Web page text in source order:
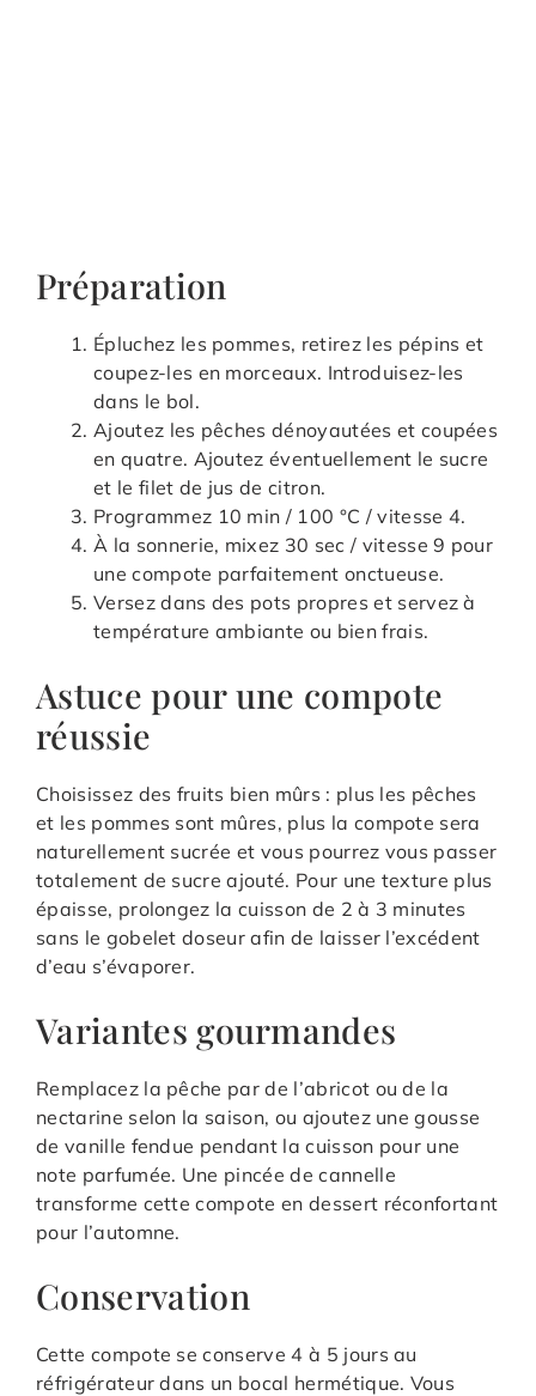
Préparation
Épluchez les pommes, retirez les pépins et
coupez-les en morceaux. Introduisez-les
dans le bol.
Ajoutez les pêches dénoyautées et coupées
en quatre. Ajoutez éventuellement le sucre
et le filet de jus de citron.
Programmez 10 min / 100 °C / vitesse 4.
À la sonnerie, mixez 30 sec / vitesse 9 pour
une compote parfaitement onctueuse.
Versez dans des pots propres et servez à
température ambiante ou bien frais.
Astuce pour une compote
réussie
Choisissez des fruits bien mûrs : plus les pêches
et les pommes sont mûres, plus la compote sera
naturellement sucrée et vous pourrez vous passer
totalement de sucre ajouté. Pour une texture plus
épaisse, prolongez la cuisson de 2 à 3 minutes
sans le gobelet doseur afin de laisser l’excédent
d’eau s’évaporer.
Variantes gourmandes
Remplacez la pêche par de l’abricot ou de la
nectarine selon la saison, ou ajoutez une gousse
de vanille fendue pendant la cuisson pour une
note parfumée. Une pincée de cannelle
transforme cette compote en dessert réconfortant
pour l’automne.
Conservation
Cette compote se conserve 4 à 5 jours au
réfrigérateur dans un bocal hermétique. Vous